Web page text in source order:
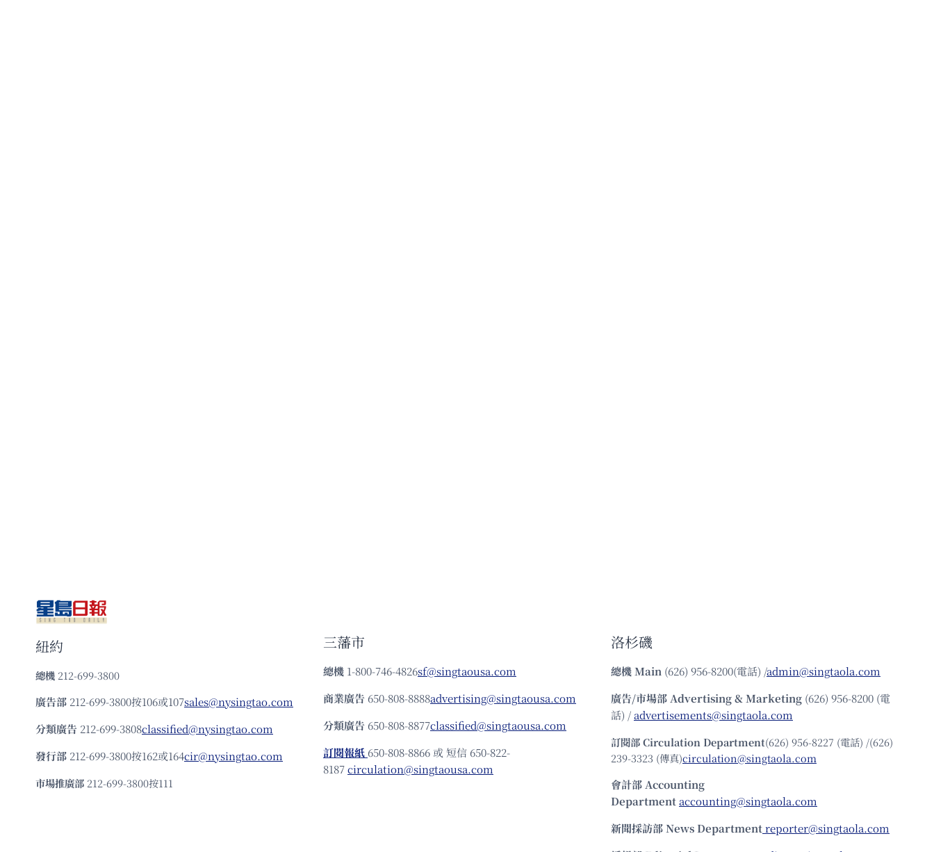
紐約
總機 212-699-3800
廣告部 212-699-3800按106或107sales@nysingtao.com
分類廣告 212-699-3808classified@nysingtao.com
發⾏部 212-699-3800按162或164cir@nysingtao.com
市場推廣部 212-699-3800按111
三藩市
總機 1-800-746-4826sf@singtaousa.com
商業廣告 650-808-8888advertising@singtaousa.com
分類廣告 650-808-8877classified@singtaousa.com
訂閱報紙 650-808-8866 或 短信 650-822-
8187circulation@singtaousa.com
洛杉磯
總機Main (626) 956-8200(電話) /admin@singtaola.com
廣告/市場部Advertising & Marketing (626) 956-8200 (電
話) /advertisements@singtaola.com
訂閱部 Circulation Department(626) 956-8227 (電話) /(626)
239-3323 (傳真)circulation@singtaola.com
會計部 Accounting
Departmentaccounting@singtaola.com
新聞採訪部 News Departmentreporter@singtaola.com